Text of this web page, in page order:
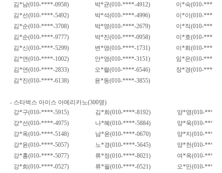
김*남(010-****-0958) 박*균(010-****-4912) 이 *숙(010-****-
김*선(010-****-5492) 박*석(010-****-4996) 이 *이 (010-****-
김*순(010-****-3708) 박*영(010-****-2679) 이 *직(010-****-
김*순(010-****-9777) 박*진(010-****-0958) 이 *호(010-****-
김*신(010-****-5299) 변*영(010-****-1731) 이 *희 (010-****-
김*연(010-****-1002) 안*영(010-****-3151) 임*은(010-****-
김*연(010-****-2833) 오*렬(010-****-6546) 장*경(010-****-
김*진(010-****-6138) 윤*동(010-****-3855)
- 스타벅스 아이스 아메리카노(300명)
강*구(010-****-5915) 김*희 (010-****-8192) 양*영(010-****-
강*선(010-****-4975) 나*혜 (010-****-5884) 양*욱(010-****-
강*옥(010-****-5148) 남*윤(010-****-0670) 양*지 (010-****-
강*윤(010-****-5057) 노*경(010-****-5645) 양*천(010-****-
강*홍(010-****-5077) 류*정(010-****-8021) 여*옥(010-****-
강*희 (010-****-0527) 류*필(010-****-0521) 오*민(010-****-